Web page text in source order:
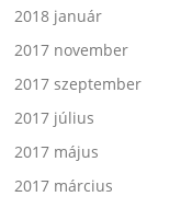
2018 január
2017 november
2017 szeptember
2017 július
2017 május
2017 március